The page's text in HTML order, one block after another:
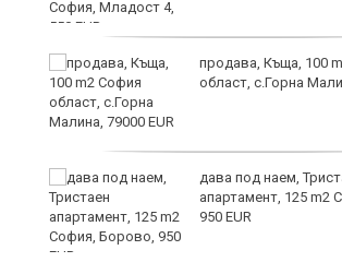
продава, Къща, 100
област, с.Горна
дава под наем,
апартамент, 125 m2
950 EUR